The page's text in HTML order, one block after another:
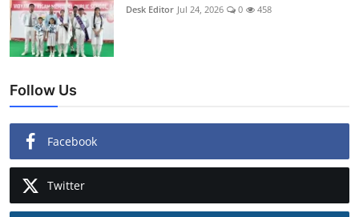
Desk Editor Jul 24, 2026 0 458
Follow Us
Facebook
Twitter